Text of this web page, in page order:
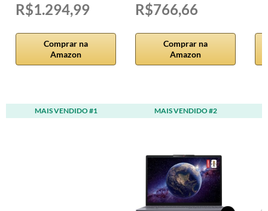
R$1.294,99
Comprar na
Amazon
R$766,66
Comprar na
Amazon
MAIS VENDIDO #1 MAIS VENDIDO #2